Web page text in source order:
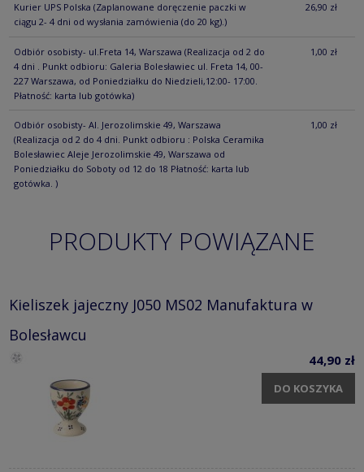
Kurier UPS Polska (Zaplanowane doręczenie paczki w
ciągu 2- 4 dni od wysłania zamówienia (do 20 kg).)
26,90 zł
Odbiór osobisty- ul.Freta 14, Warszawa (Realizacja od 2 do
4 dni . Punkt odbioru: Galeria Bolesławiec ul. Freta 14, 00-
227 Warszawa, od Poniedziałku do Niedzieli,12:00- 17:00.
Płatność: karta lub gotówka)
1,00 zł
Odbiór osobisty- Al. Jerozolimskie 49, Warszawa
(Realizacja od 2 do 4 dni. Punkt odbioru : Polska Ceramika
Bolesławiec Aleje Jerozolimskie 49, Warszawa od
Poniedziałku do Soboty od 12 do 18 Płatność: karta lub
gotówka. )
1,00 zł
PRODUKTY POWIĄZANE
Kieliszek jajeczny J050 MS02 Manufaktura w
Bolesławcu
44,90 zł
DO KOSZYKA